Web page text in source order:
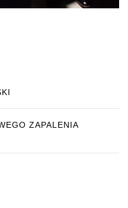
ZAPALENIA